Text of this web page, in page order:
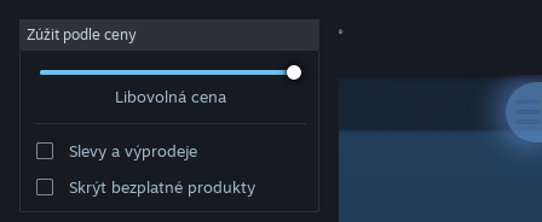
Přihlásit se
Komunita
Zúžit podle ceny
Libovolná cena
Slevy a výprodeje
Skrýt bezplatné produkty
Vývojář: Joker Studio